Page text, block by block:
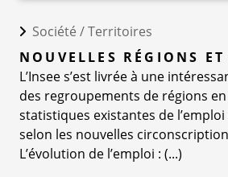
Société /Territoires
NOUVELLES RÉGIONS
L’Insee s’est livrée à une
des regroupements de régions
statistiques existantes de
selon les nouvelles
L’évolution de l’emploi : (...)